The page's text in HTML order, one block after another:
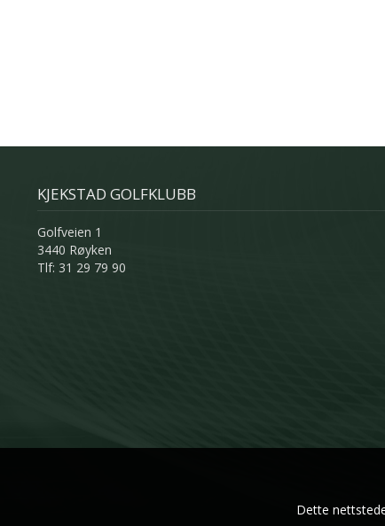
KJEKSTAD GOLFKLUBB
Golfveien 1
3440 Røyken
Tlf: 31 29 79 90
Dette